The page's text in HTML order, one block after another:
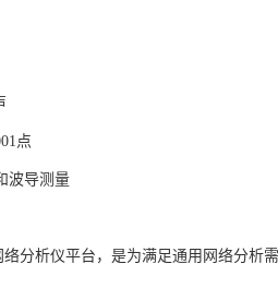
点
波导测量
分析仪平台，是为满足通用网络分析